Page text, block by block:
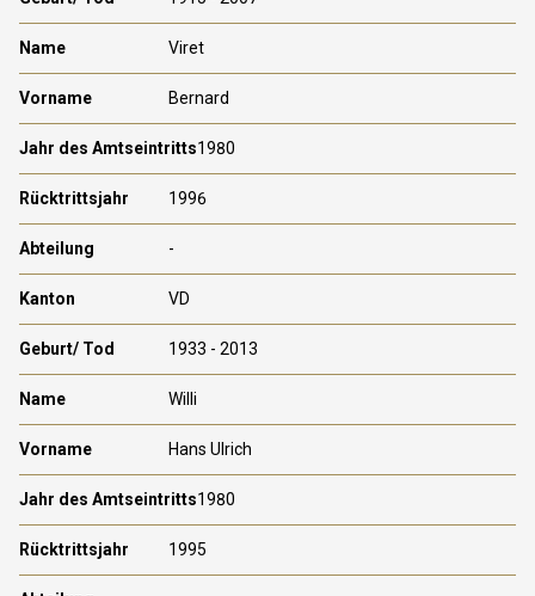
Viret
Bernard
1980
1996
-
VD
1933 - 2013
Willi
Hans Ulrich
1980
1995